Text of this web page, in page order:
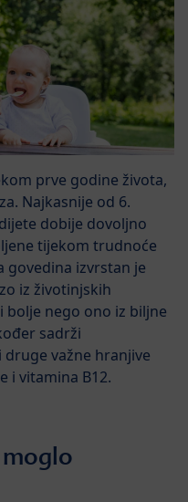
prve godine života,
Najkasnije od 6.
dobije dovoljno
tijekom trudnoće
govedina izvrstan je
iz životinjskih
nego ono iz biljne
sadrži
važne hranjive
i vitamina B12.